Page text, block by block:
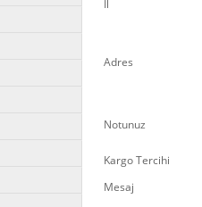
İl
Adres
Notunuz
Kargo Tercihi
Mesaj